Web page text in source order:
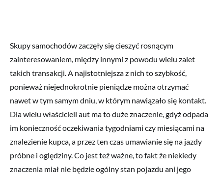
Skupy samochodów zaczęły się cieszyć rosnącym
zainteresowaniem, między innymi z powodu wielu zalet
takich transakcji. A najistotniejsza z nich to szybkość,
ponieważ niejednokrotnie pieniądze można otrzymać
nawet w tym samym dniu, w którym nawiązało się kontakt.
Dla wielu właścicieli aut ma to duże znaczenie, gdyż odpada
im konieczność oczekiwania tygodniami czy miesiącami na
znalezienie kupca, a przez ten czas umawianie się na jazdy
próbne i oględziny. Co jest też ważne, to fakt że niekiedy
znaczenia miał nie będzie ogólny stan pojazdu ani jego